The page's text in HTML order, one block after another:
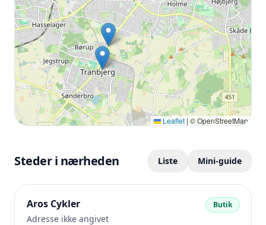
Leaflet | © OpenStreetMap
Steder i nærheden Liste Mini-guide
Aros Cykler
Adresse ikke angivet
Butik